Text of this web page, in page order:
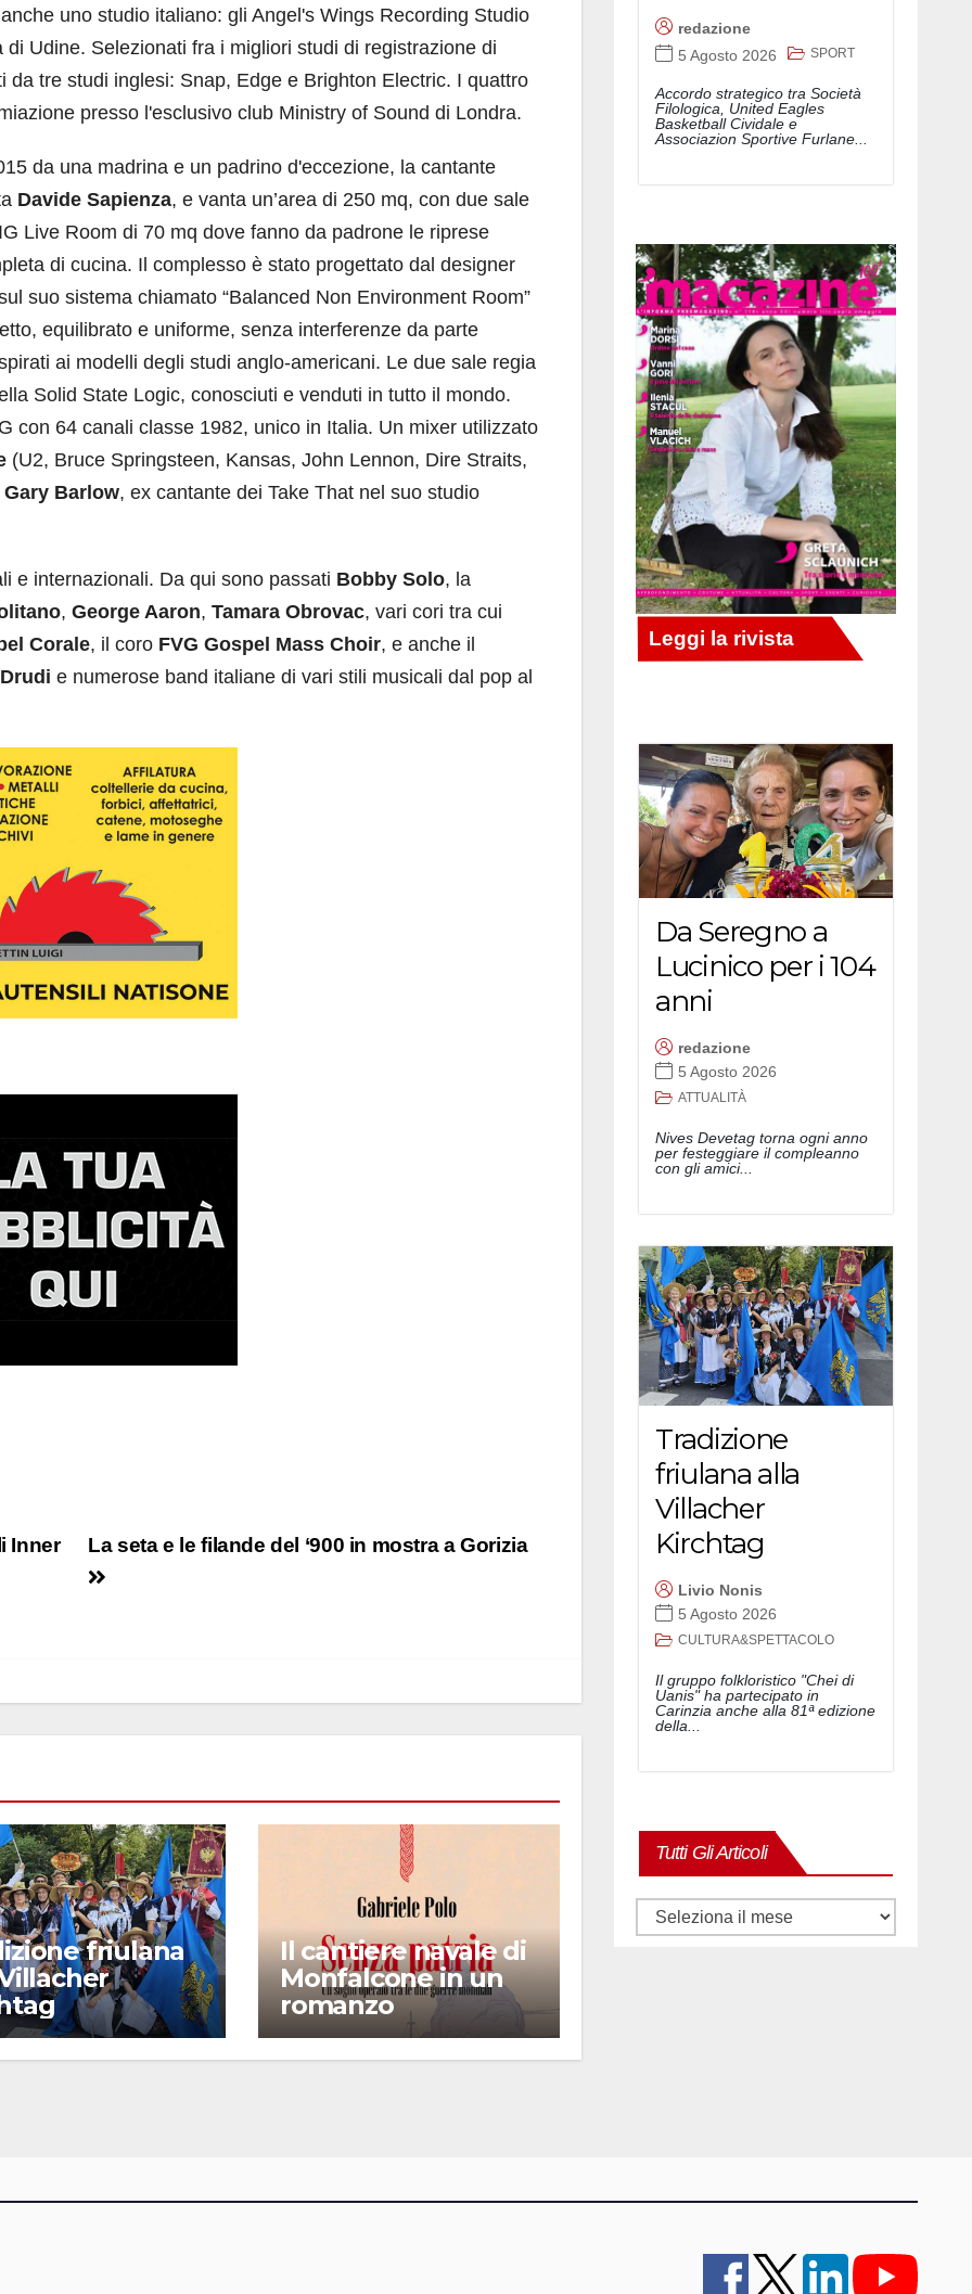
uno studio italiano: gli Angel's Wings Recording Studio
Udine. Selezionati fra i migliori studi di registrazione di
tre studi inglesi: Snap, Edge e Brighton Electric. I quattro
presso l'esclusivo club Ministry of Sound di Londra.
da una madrina e un padrino d'eccezione, la cantante
Davide Sapienza, e vanta un’area di 250 mq, con due sale
Live Room di 70 mq dove fanno da padrone le riprese
di cucina. Il complesso è stato progettato dal designer
suo sistema chiamato “Balanced Non Environment Room”
equilibrato e uniforme, senza interferenze da parte
ai modelli degli studi anglo-americani. Le due sale regia
Solid State Logic, conosciuti e venduti in tutto il mondo.
con 64 canali classe 1982, unico in Italia. Un mixer utilizzato
(U2, Bruce Springsteen, Kansas, John Lennon, Dire Straits,
Gary Barlow, ex cantante dei Take That nel suo studio
e internazionali. Da qui sono passati Bobby Solo, la
, George Aaron, Tamara Obrovac, vari cori tra cui
Corale, il coro FVG Gospel Mass Choir, e anche il
e numerose band italiane di vari stili musicali dal pop al
La seta e le filande del ‘900 in mostra a Gorizia
Inner
friulana
Il cantiere navale di
Monfalcone in un
romanzo
redazione
5 Agosto 2026
SPORT
Accordo strategico tra Società
Filologica, United Eagles
Basketball Cividale e
Associazion Sportive Furlane...
Da Seregno a
Lucinico per i 104
anni
redazione
5 Agosto 2026
ATTUALITÀ
Nives Devetag torna ogni anno
per festeggiare il compleanno
con gli amici...
Tradizione
friulana alla
Villacher
Kirchtag
Livio Nonis
5 Agosto 2026
CULTURA&SPETTACOLO
Il gruppo folkloristico "Chei di
Uanis" ha partecipato in
Carinzia anche alla 81ª edizione
della...
Tutti Gli Articoli
Tutti